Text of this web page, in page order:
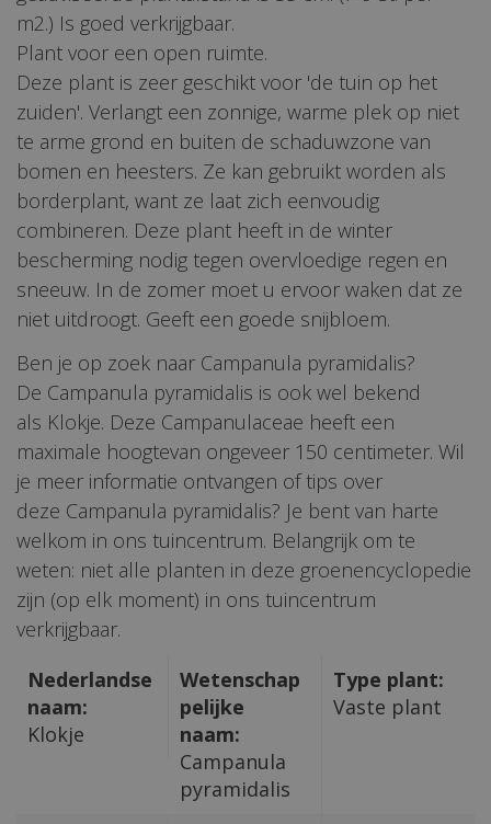
m2.) Is goed verkrijgbaar.
Plant voor een open ruimte.
Deze plant is zeer geschikt voor 'de tuin op het
zuiden'. Verlangt een zonnige, warme plek op niet
te arme grond en buiten de schaduwzone van
bomen en heesters. Ze kan gebruikt worden als
borderplant, want ze laat zich eenvoudig
combineren. Deze plant heeft in de winter
bescherming nodig tegen overvloedige regen en
sneeuw. In de zomer moet u ervoor waken dat ze
niet uitdroogt. Geeft een goede snijbloem.
Ben je op zoek naar Campanula pyramidalis?
De Campanula pyramidalis is ook wel bekend
als Klokje. Deze Campanulaceae heeft een
maximale hoogtevan ongeveer 150 centimeter. Wil
je meer informatie ontvangen of tips over
deze Campanula pyramidalis? Je bent van harte
welkom in ons tuincentrum. Belangrijk om te
weten: niet alle planten in deze groenencyclopedie
zijn (op elk moment) in ons tuincentrum
verkrijgbaar.
Nederlandse
naam:
Klokje
Wetenschap
pelijke
naam:
Campanula
pyramidalis
Type plant:
Vaste plant